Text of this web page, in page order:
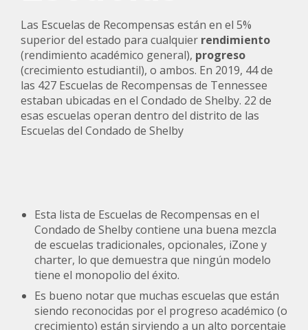
Las Escuelas de Recompensas están en el 5%
superior del estado para cualquier rendimiento
(rendimiento académico general), progreso
(crecimiento estudiantil), o ambos. En 2019, 44 de
las 427 Escuelas de Recompensas de Tennessee
estaban ubicadas en el Condado de Shelby. 22 de
esas escuelas operan dentro del distrito de las
Escuelas del Condado de Shelby
Esta lista de Escuelas de Recompensas en el
Condado de Shelby contiene una buena mezcla
de escuelas tradicionales, opcionales, iZone y
charter, lo que demuestra que ningún modelo
tiene el monopolio del éxito.
Es bueno notar que muchas escuelas que están
siendo reconocidas por el progreso académico (o
crecimiento) están sirviendo a un alto porcentaje